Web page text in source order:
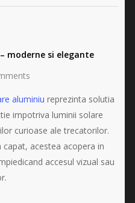
moderne si elegante
aluminiu reprezinta solutia
impotriva luminii solare
curioase ale trecatorilor.
acestea acopera in
accesul vizual sau